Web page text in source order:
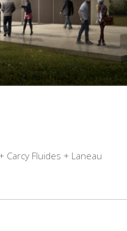
Fluides + Laneau